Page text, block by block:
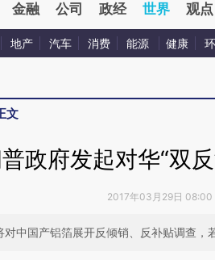
金融 公司 政经 世界 观点
地产 汽车 消费 能源 健康
文
政府发起对华“双
2017年03月29日 08:00
对中国产铝箔展开反倾销、反补贴调查